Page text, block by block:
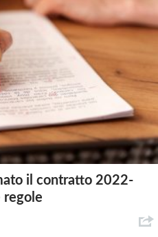
il contratto 2022-
regole